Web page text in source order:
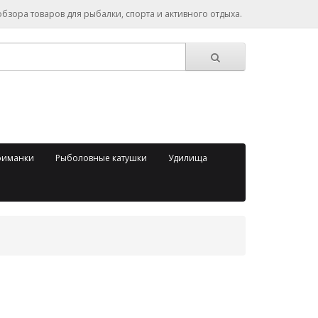
товаров для рыбалки, спорта и активного отдыха.
Рыболовные катушки Удилища